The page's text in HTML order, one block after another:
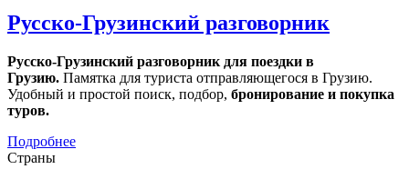
Русско-Грузинский разговорник
Русско-Грузинский разговорник для поездки в
Грузию. Памятка для туриста отправляющегося в Грузию.
Удобный и простой поиск, подбор, бронирование и покупка
туров.
Подробнее
Страны